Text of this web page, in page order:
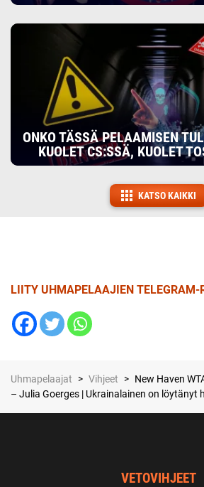
ONKO TÄSSÄ PELAAMISEN
KUOLET CS:SSÄ, KUOLET
KATSO KAIKKI
LIITY UHMAPELAAJIEN TELEGRAM-
Uhmapelaajat > Vihjeet > New Haven
– Julia Goerges | Ukrainalainen on löytänyt
VETOVIHJEET